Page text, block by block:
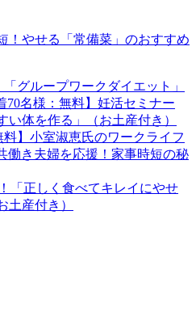
！やせる「常備菜」のおすすめ
グループワークダイエット」
70名様：無料】妊活セミナー
い体を作る」（お土産付き）
料】小室淑恵氏のワークライフ
働き夫婦を応援！家事時短の秘
「正しく食べてキレイにやせ
土産付き）